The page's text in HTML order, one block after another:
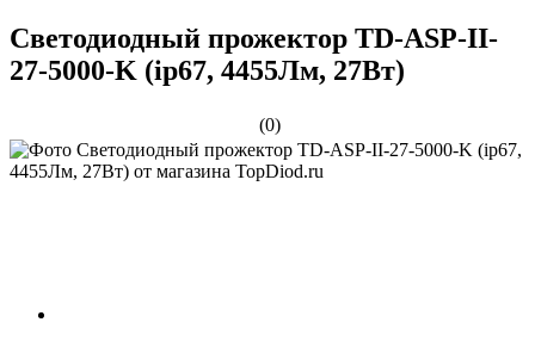
Светодиодный прожектор TD-ASP-II-
27-5000-K (ip67, 4455Лм, 27Вт)
(0)